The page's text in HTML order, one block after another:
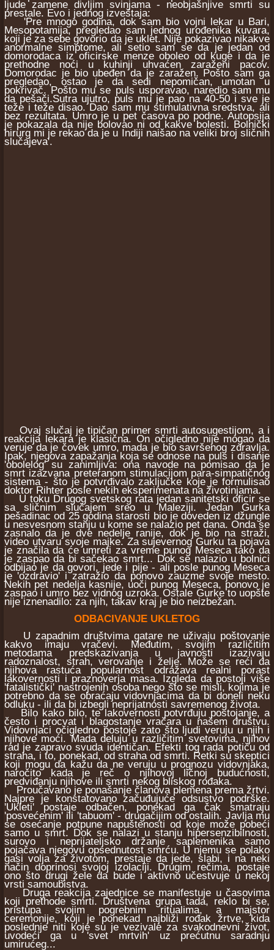
ljude zamene divljim svinjama - neobjašnjive smrti su
prestale. Evo i jednog izveštaja:
'Pre mnogo godina, dok sam bio vojni lekar u Bari,
Mesopotamija, pregledao sam jednog urođenika kuvara,
koji je za sebe govorio da je uklet. Nije pokazivao nikakve
anormalne simptome, ali setio sam se da je jedan od
domorodaca iz oficirske menze oboleo od kuge i da je
prethodne noći u kuhinji uhvaćen zaraženi pacov.
Domorodac je bio ubeđen da je zaražen. Pošto sam ga
pregledao, ostao je da sedi nepomičan, umotan u
pokrivač. Pošto mu se puls usporavao, naredio sam mu
da pešači.Sutra ujutro, puls mu je pao na 40-50 i sve je
teže i teže disao. Dao sam mu stimulativna sredstva, ali
bez rezultata. Umro je u pet časova po podne. Autopsija
je pokazala da nije bolovao ni od kakve bolesti. Bolnički
hirurg mi je rekao da je u Indiji naišao na veliki broj sličnih
slučajeva'.
Ovaj slučaj je tipičan primer smrti autosugestijom, a i
reakcija lekara je klasična. On očigledno nije mogao da
veruje da je čovek umro, mada je bio savršenog zdravlja.
Ipak, njegova zapažanja koja se odnose na puls i disanje
'obolelog' su zanimljiva: ona navode na pomisao da je
smrt izazvana preteranom stimulacijom para-simpatičnog
sistema - što je potvrđivalo zaključke koje je formulisao
doktor Rihter posle nekih eksperimenata na životinjama.
U toku Drugog svetskog rata jedan sanitetski oficir se
sa sličnim slučajem sreo u Maleziji. Jedan Gurka
pešadinac od 25 godina starosti bio je doveden iz džungle
u nesvesnom stanju u kome se nalazio pet dana. Onda se
zasnalo da je dve nedelje ranije, dok je bio na straži,
video utvaru svoje majke. Za sujevernog Gurku ta pojava
je značila da će umreti za vreme punog Meseca tako da
je zaspao da bi sačekao smrt... Dok se nalazio u bolnici
odbijao je da govori, jede i pije - ali posle punog Meseca
je 'ozdravio' i zatražio da ponovo zauzme svoje mesto.
Nekih pet nedelja kasnije, uoči punog Meseca, ponovo je
zaspao i umro bez vidnog uzroka. Ostale Gurke to uopšte
nije iznenadilo: za njih, takav kraj je bio neizbežan.
ODBACIVANJE UKLETOG
U zapadnim društvima gatare ne uživaju poštovanje
kakvo imaju vračevi. Međutim, svojim različitim
metodama predskazivanja u javnosti izazivaju
radoznalost, strah, verovanje i želje. Može se reći da
njihova rastuća popularnost odražava realni porast
lakovernosti i praznoverja masa. Izgleda da postoji više
'fatalistički' nastrojenih osoba nego što se misli, kojima je
potrebno da se obraćaju vidovnjacima da bi doneli neku
odluku - ili da bi izbegli neprijatnosti savremenog života.
Bilo kako bilo, te lakovernosti potvrđuju postojanje, a
često i procvat i blagostanje vračara u našem društvu.
Vidovnjaci očigledno postoje zato što ljudi veruju u njih i
njihove moći. Mada deluju u različitim svetovima, njihov
rad je zapravo svuda identičan. Efekti tog rada potiču od
straha, i to, ponekad, od straha od smrti. Retki su skeptici
koji mogu da kažu da ne veruju u prognozu vidovnjaka,
naročito kada je reč o njihovoj ličnoj budućnosti,
predviđanju njihove ili smrti nekog bliskog rođaka.
Proučavano je ponašanje članova plemena prema žrtvi.
Najpre je konstatovano začuđujuće odsustvo podrške.
'Ukleti' postaje odbačen, ponekad ga čak smatraju
'posvećenim' ili 'tabuom' - drugačijim od ostalih. Javlja mu
se osećanje potpune napuštenosti od koje može pobeći
samo u smrt. Dok se nalazi u stanju hipersenzibilnosti,
surovo i neprijateljsko držanje saplemenika samo
pojačava njegovu opsednutost smrću. U njemu se polako
gasi volja za životom, prestaje da jede, slabi, i na neki
način doprinosi svojoj izolaciji. Drugim rečima, postaje
ono što drugi žele da bude i aktivno učestvuje u nekoj
vrsti samoubistva.
Druga reakcija zajednice se manifestuje u časovima
koji prethode smrti. Društvena grupa tada, reklo bi se,
pristupa svojim pogrebnim ritualima, a majstor
ceremonije, koji je ponekad najbliži rođak žrtve, kida
poslednje niti koje su je vezivale za svakodnevni život,
uvodeći ga u 'svet mrtvih' uz prećutnu saradnju
umirućeg...